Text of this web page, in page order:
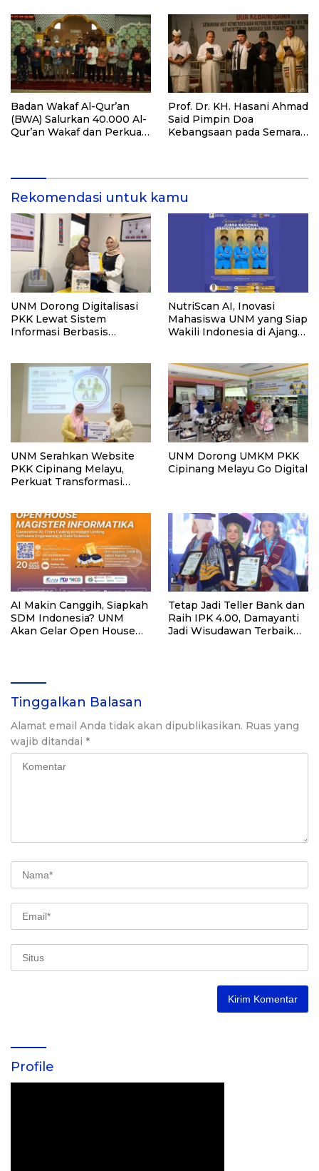
Santri dan Guru Honorer
Badan Wakaf Al-Qur’an
(BWA) Salurkan 40.000 Al-
Qur’an Wakaf dan Perkuat
Prof. Dr. KH. Hasani Ahmad
Said Pimpin Doa
Kebangsaan pada Semarak
Rekomendasi untuk kamu
UNM Dorong Digitalisasi
PKK Lewat Sistem
Informasi Berbasis
NutriScan AI, Inovasi
Mahasiswa UNM yang Siap
Wakili Indonesia di Ajang
UNM Serahkan Website
PKK Cipinang Melayu,
Perkuat Transformasi
UNM Dorong UMKM PKK
Cipinang Melayu Go Digital
AI Makin Canggih, Siapkah
SDM Indonesia? UNM
Akan Gelar Open House
Tetap Jadi Teller Bank dan
Raih IPK 4.00, Damayanti
Jadi Wisudawan Terbaik
Tinggalkan Balasan
Alamat email Anda tidak akan dipublikasikan. Ruas yang
wajib ditandai *
Profile